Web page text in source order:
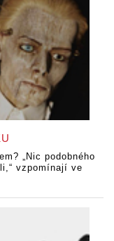
„Nic podobného
vzpomínají ve